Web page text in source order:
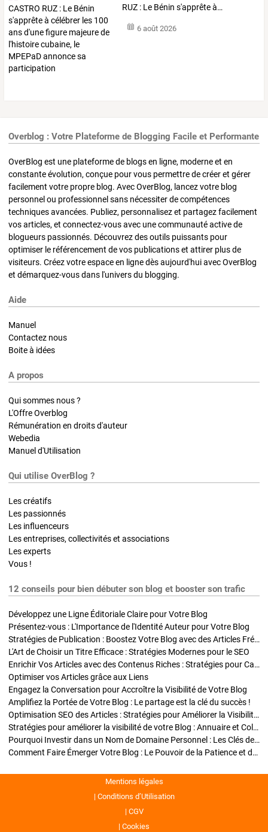
RUZ : Le Bénin s'apprêteà…
6 août 2026
Overblog : Votre Plateforme de Blogging Facile et Performante
OverBlog est une plateforme de blogs en ligne, moderne et en
constante évolution, conçue pour vous permettre de créer et gérer
facilement votre propre blog. Avec OverBlog, lancez votre blog
personnel ou professionnel sans nécessiter de compétences
techniques avancées. Publiez, personnalisez et partagez facilement
vos articles, et connectez-vous avec une communauté active de
blogueurs passionnés. Découvrez des outils puissants pour
optimiser le référencement de vos publications et attirer plus de
visiteurs. Créez votre espace en ligne dès aujourd'hui avec OverBlog
et démarquez-vous dans l'univers du blogging.
Aide
Manuel
Contactez nous
Boite à idées
A propos
Qui sommes nous ?
L'Offre Overblog
Rémunération en droits d'auteur
Webedia
Manuel d'Utilisation
Qui utilise OverBlog ?
Les créatifs
Les passionnés
Les influenceurs
Les entreprises, collectivités et associations
Les experts
Vous !
12 conseils pour bien débuter son blog et booster son trafic
Développez une Ligne Éditoriale Claire pour Votre Blog
Présentez-vous : L'Importance de l'Identité Auteur pour Votre Blog
Stratégies de Publication : Boostez Votre Blog avec des Articles Fréquents et Exclusifs
L'Art de Choisir un Titre Efficace : Stratégies Modernes pour le SEO
Enrichir Vos Articles avec des Contenus Riches : Stratégies pour Captiver et Optimiser
Optimiser vos Articles grâce aux Liens
Engagez la Conversation pour Accroître la Visibilité de Votre Blog
Amplifiez la Portée de Votre Blog : Le partage est la clé du succès !
Optimisation SEO des Articles : Stratégies pour Améliorer la Visibilité de Votre Blog
Stratégies pour améliorer la visibilité de votre Blog : Annuaire et Collaborations
Pourquoi Investir dans un Nom de Domaine Personnel : Les Clés de la Réussite de Votre Blog
Comment Faire Émerger Votre Blog : Le Pouvoir de la Patience et de la Persévérance
Mentions légales
Conditions d’Utilisation
CGV
Cookies